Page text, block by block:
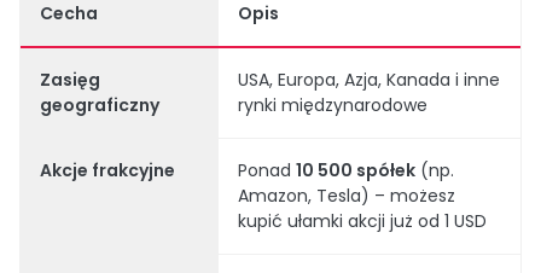
Cecha Opis
Zasięg
geograficzny
USA, Europa, Azja, Kanada i inne
rynki międzynarodowe
Akcje frakcyjne Ponad 10 500 spółek (np.
Amazon, Tesla) – możesz
kupić ułamki akcji już od 1 USD